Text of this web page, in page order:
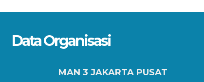
Data Organisasi
MAN 3 JAKARTA PUSAT